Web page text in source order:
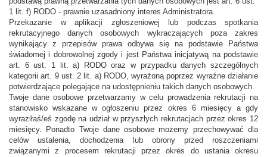
1 lit. f) RODO - prawnie uzasadniony interes Administratora.
Przekazanie w aplikacji zgłoszeniowej lub podczas spotkania
rekrutacyjnego danych osobowych wykraczających poza zakres
wynikający z przepisów prawa odbywa się na podstawie Państwa
świadomej i dobrowolnej zgody i jest Państwa inicjatywą na podstawie
art. 6 ust. 1 lit. a) RODO oraz w przypadku danych szczególnych
kategorii art. 9 ust. 2 lit. a) RODO, wyrażoną poprzez wyraźne działanie
potwierdzające polegające na udostępnieniu takich danych osobowych.
Twoje dane osobowe przetwarzamy w celu prowadzenia rekrutacji na
stanowisko wskazane w ogłoszeniu przez okres 6 miesięcy a gdy
wyraziłaś/eś zgodę na udział w przyszłych rekrutacjach przez okres 12
miesięcy. Ponadto Twoje dane osobowe możemy przechowywać dla
celów ustalenia, dochodzenia lub obrony przed roszczeniami
związanymi z procesem rekrutacji przez okres do ustania okresu